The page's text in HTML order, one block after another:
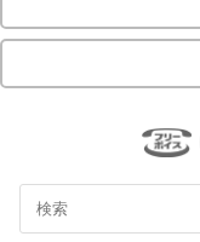
投資信託新商品の
ちょこっと3分！フ
有価証券届出書の
Goal Navi
SDGsとは？
トップメッセージ
ニッセイアセット
方針・その他開示
採用情報
検索したいキーワードを